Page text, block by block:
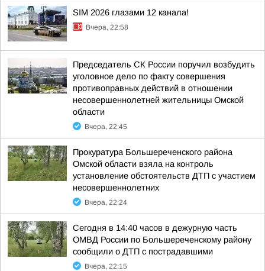
SIM 2026 глазами 12 канала!
Вчера, 22:58
Председатель СК России поручил возбудить
уголовное дело по факту совершения
противоправных действий в отношении
несовершеннолетней жительницы Омской
области
Вчера, 22:45
Прокуратура Большереченского района
Омской области взяла на контроль
установление обстоятельств ДТП с участием
несовершеннолетних
Вчера, 22:24
Сегодня в 14:40 часов в дежурную часть
ОМВД России по Большереченскому району
сообщили о ДТП с пострадавшими
Вчера, 22:15